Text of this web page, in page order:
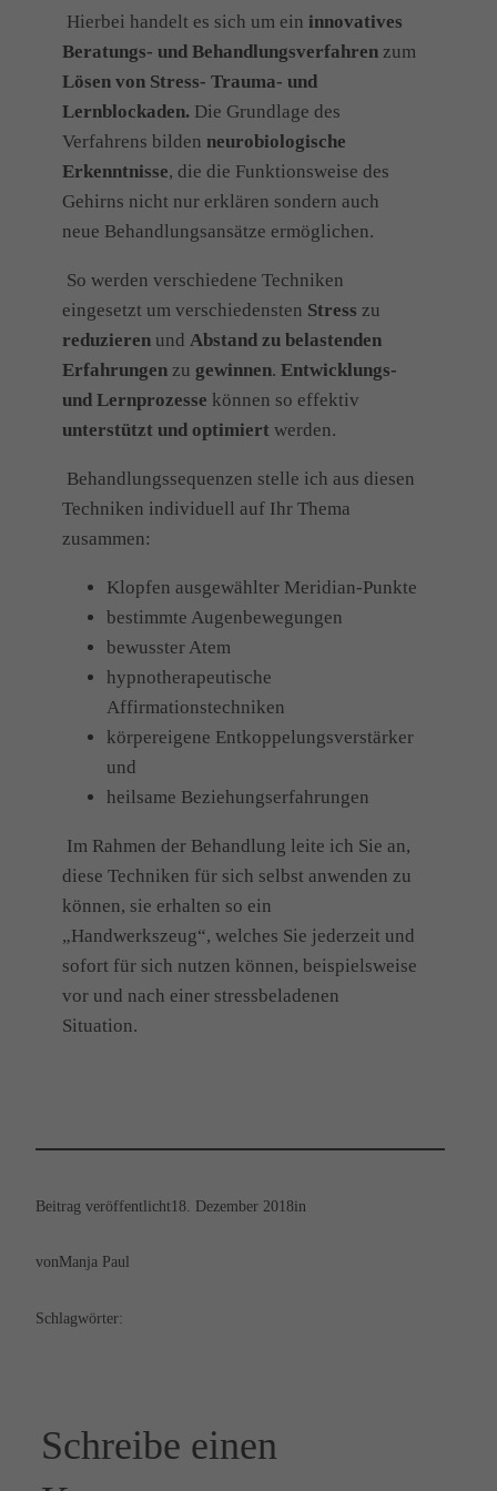
Hierbei handelt es sich um ein innovatives
Beratungs- und Behandlungsverfahren zum
Lösen von Stress- Trauma- und
Lernblockaden. Die Grundlage des
Verfahrens bilden neurobiologische
Erkenntnisse, die die Funktionsweise des
Gehirns nicht nur erklären sondern auch
neue Behandlungsansätze ermöglichen.
So werden verschiedene Techniken
eingesetzt um verschiedensten Stress zu
reduzieren und Abstand zu belastenden
Erfahrungen zu gewinnen. Entwicklungs-
und Lernprozesse können so effektiv
unterstützt und optimiert werden.
Behandlungssequenzen stelle ich aus diesen
Techniken individuell auf Ihr Thema
zusammen:
Klopfen ausgewählter Meridian-Punkte
bestimmte Augenbewegungen
bewusster Atem
hypnotherapeutische
Affirmationstechniken
körpereigene Entkoppelungsverstärker
und
heilsame Beziehungserfahrungen
Im Rahmen der Behandlung leite ich Sie an,
diese Techniken für sich selbst anwenden zu
können, sie erhalten so ein
„Handwerkszeug“, welches Sie jederzeit und
sofort für sich nutzen können, beispielsweise
vor und nach einer stressbeladenen
Situation.
Beitrag veröffentlicht18. Dezember 2018in
vonManja Paul
Schlagwörter:
Schreibe einen